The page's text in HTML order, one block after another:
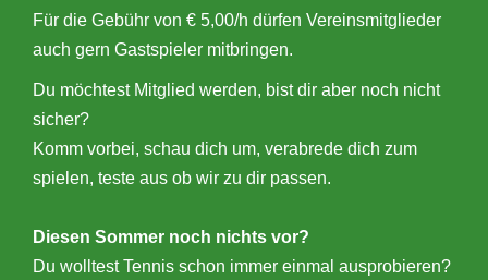
Für die Gebühr von € 5,00/h dürfen Vereinsmitglieder
auch gern Gastspieler mitbringen.
Du möchtest Mitglied werden, bist dir aber noch nicht
sicher?
Komm vorbei, schau dich um, verabrede dich zum
spielen, teste aus ob wir zu dir passen.
Diesen Sommer noch nichts vor?
Du wolltest Tennis schon immer einmal ausprobieren?